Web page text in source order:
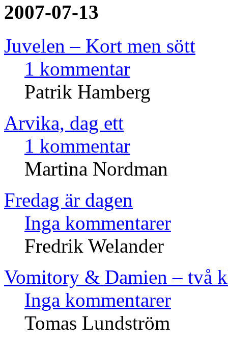
2007-07-13
Juvelen – Kort men sött
1 kommentar
Patrik Hamberg
Arvika, dag ett
1 kommentar
Martina Nordman
Fredag är dagen
Inga kommentarer
Fredrik Welander
Vomitory & Damien – två
Inga kommentarer
Tomas Lundström